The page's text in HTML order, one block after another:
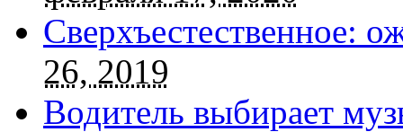
Сверхъестественное:
26, 2019
Водитель выбирает